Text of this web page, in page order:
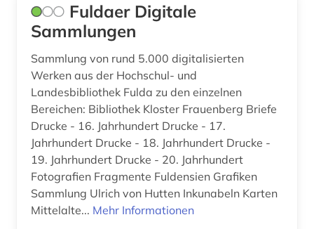
Fuldaer Digitale
Sammlungen
Sammlung von rund 5.000 digitalisierten
Werken aus der Hochschul- und
Landesbibliothek Fulda zu den einzelnen
Bereichen: Bibliothek Kloster Frauenberg Briefe
Drucke - 16. Jahrhundert Drucke - 17.
Jahrhundert Drucke - 18. Jahrhundert Drucke -
19. Jahrhundert Drucke - 20. Jahrhundert
Fotografien Fragmente Fuldensien Grafiken
Sammlung Ulrich von Hutten Inkunabeln Karten
Mittelalte... Mehr Informationen